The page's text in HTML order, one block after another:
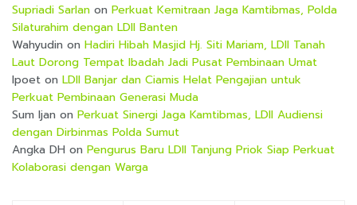
Supriadi Sarlan on Perkuat Kemitraan Jaga Kamtibmas, Polda
Silaturahim dengan LDII Banten
Wahyudin on Hadiri Hibah Masjid Hj. Siti Mariam, LDII Tanah
Laut Dorong Tempat Ibadah Jadi Pusat Pembinaan Umat
Ipoet on LDII Banjar dan Ciamis Helat Pengajian untuk
Perkuat Pembinaan Generasi Muda
Sum Ijan on Perkuat Sinergi Jaga Kamtibmas, LDII Audiensi
dengan Dirbinmas Polda Sumut
Angka DH on Pengurus Baru LDII Tanjung Priok Siap Perkuat
Kolaborasi dengan Warga